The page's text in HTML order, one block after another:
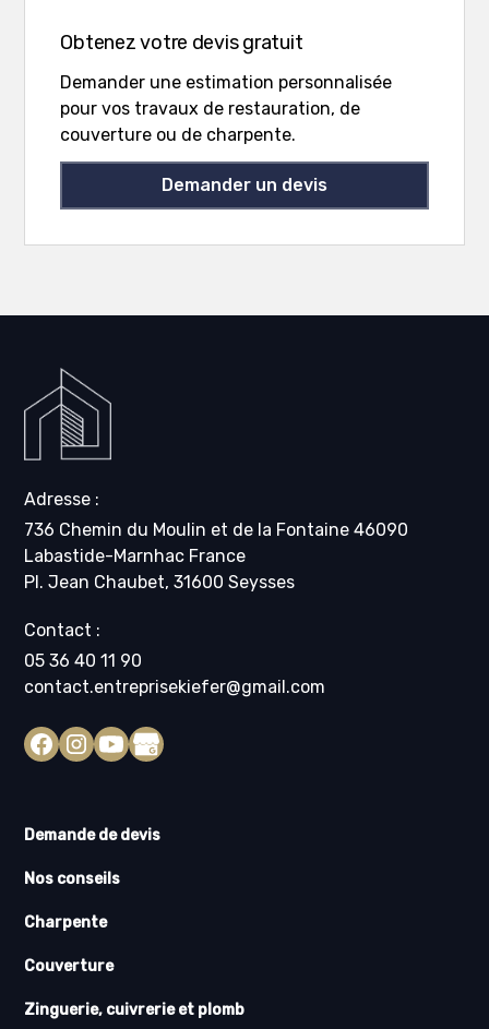
Obtenez votre devis gratuit
Demander une estimation personnalisée
pour vos travaux de restauration, de
couverture ou de charpente.
Demander un devis
Adresse :
736 Chemin du Moulin et de la Fontaine 46090
Labastide-Marnhac France
Pl. Jean Chaubet, 31600 Seysses
Contact :
05 36 40 11 90
contact.entreprisekiefer@gmail.com
Demande de devis
Nos conseils
Charpente
Couverture
Zinguerie, cuivrerie et plomb